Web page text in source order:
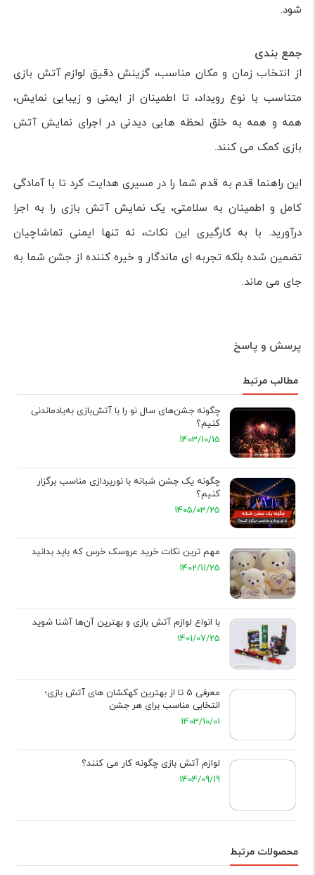
شود.
جمع بندی
از انتخاب زمان و مکان مناسب، گزینش دقیق لوازم آتش بازی
متناسب با نوع رویداد، تا اطمینان از ایمنی و زیبایی نمایش،
همه و همه به خلق لحظه هایی دیدنی در اجرای نمایش آتش
بازی کمک می کنند.
این راهنما قدم به قدم شما را در مسیری هدایت کرد تا با آمادگی
کامل و اطمینان به سلامتی، یک نمایش آتش بازی را به اجرا
درآورید. با به کارگیری این نکات، نه تنها ایمنی تماشاچیان
تضمین شده بلکه تجربه ای ماندگار و خیره کننده از جشن شما به
جای می ماند.
پرسش و پاسخ
مطالب مرتبط
چگونه جشن‌های سال نو را با آتش‌بازی به‌یادماندنی
کنیم؟
1403/10/15
چگونه یک جشن شبانه با نورپردازی مناسب برگزار
کنیم؟
1405/03/25
مهم‌ ترین نکات خرید عروسک خرس که باید بدانید
1402/11/25
با انواع لوازم آتش بازی و بهترین آن‌ها آشنا شوید
1401/07/25
معرفی 5 تا از بهترین کهکشان های آتش بازی؛
انتخابی مناسب برای هر جشن
1403/10/01
لوازم آتش بازی چگونه کار می کنند؟
1404/09/19
محصولات مرتبط